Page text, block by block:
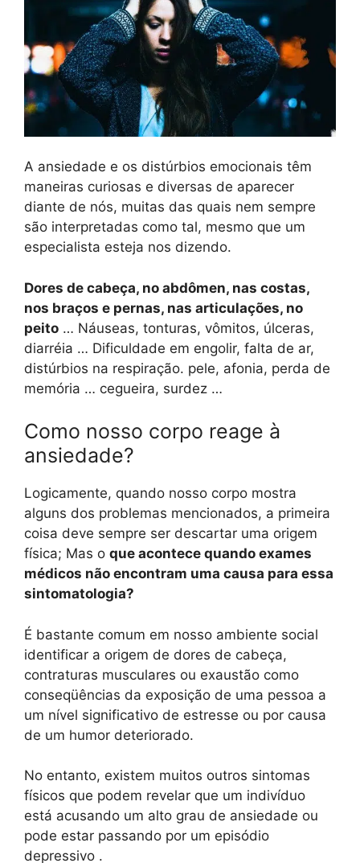
A ansiedade e os distúrbios emocionais têm
maneiras curiosas e diversas de aparecer
diante de nós, muitas das quais nem sempre
são interpretadas como tal, mesmo que um
especialista esteja nos dizendo.
Dores de cabeça, no abdômen, nas costas,
nos braços e pernas, nas articulações, no
peito … Náuseas, tonturas, vômitos, úlceras,
diarréia … Dificuldade em engolir, falta de ar,
distúrbios na respiração. pele, afonia, perda de
memória … cegueira, surdez …
Como nosso corpo reage à
ansiedade?
Logicamente, quando nosso corpo mostra
alguns dos problemas mencionados, a primeira
coisa deve sempre ser descartar uma origem
física; Mas o que acontece quando exames
médicos não encontram uma causa para essa
sintomatologia?
É bastante comum em nosso ambiente social
identificar a origem de dores de cabeça,
contraturas musculares ou exaustão como
conseqüências da exposição de uma pessoa a
um nível significativo de estresse ou por causa
de um humor deteriorado.
No entanto, existem muitos outros sintomas
físicos que podem revelar que um indivíduo
está acusando um alto grau de ansiedade ou
pode estar passando por um episódio
depressivo .